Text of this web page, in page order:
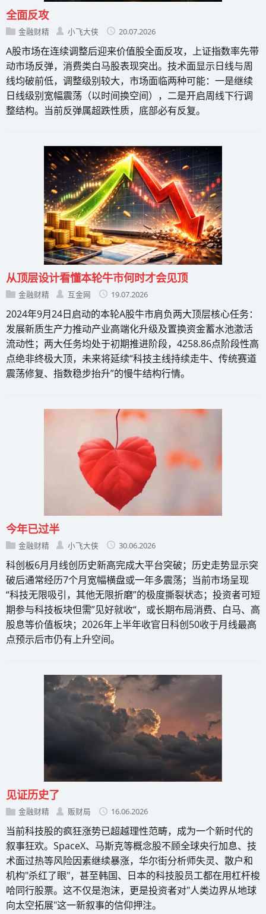
全面反攻
金融财精 小飞大侠 20.07.2026
A股市场在连续调整后迎来价值股全面反攻，上证指数率先带
动市场反弹，消费类白马股表现突出。技术面显示日线与周
线均破前低，调整级别较大，市场面临两种可能：一是继续
日线级别宽幅震荡（以时间换空间），二是开启周线下行调
整结构。当前反弹属超跌性质，底部必有反复。
从顶层设计看懂本轮牛市何时才会见顶
金融财精 互金网 19.07.2026
2024年9月24日启动的本轮A股牛市肩负两大顶层核心任务：
发展新质生产力推动产业高端化升级及置换资金蓄水池激活
流动性；两大任务均处于初期推进阶段，4258.86点阶段性高
点绝非终极大顶，未来将延续“科技主线持续走牛、传统赛道
震荡修复、指数稳步抬升”的慢牛结构行情。
今年已过半
金融财精 小飞大侠 30.06.2026
科创板6月月线创历史新高完成大平台突破；历史走势显示突
破后通常经历7个月宽幅横盘或一年多震荡；当前市场呈现
“科技无限吸引，其他无限折磨”的极度撕裂状态；投资者可短
期参与科技板块但需”见好就收“，或长期布局消费、白马、高
股息等价值板块；2026年上半年收官日科创50收于月线最高
点预示后市仍有上升空间。
见证历史了
金融财精 贩财局 16.06.2026
当前科技股的疯狂涨势已超越理性范畴，成为一个新时代的
叙事狂欢。SpaceX、马斯克等概念股不顾全球央行加息、技
术面过热等风险因素继续暴涨，华尔街分析师失灵、散户和
机构"杀红了眼"，甚至韩国、日本的科技股员工都在用杠杆梭
哈同行股票。这不仅是泡沫，更是投资者对"人类边界从地球
向太空拓展"这一新叙事的信仰押注。